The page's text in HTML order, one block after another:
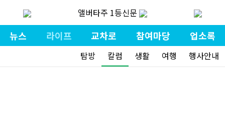
앨버타주 1등신문
뉴스 라이프 교차로 참여마당 업소록
탐방 칼럼 생활 여행 행사안내